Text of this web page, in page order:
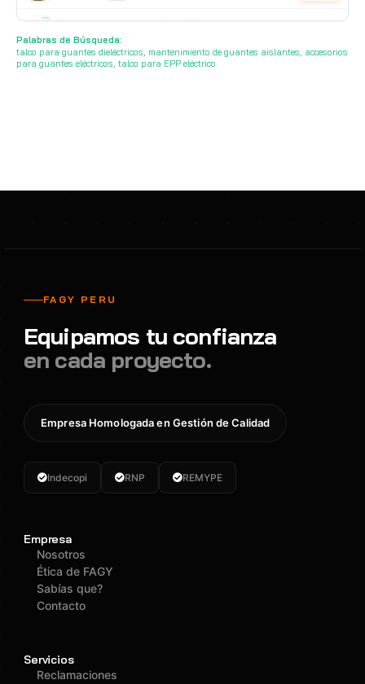
Botella lavaojos portátil de 250ml
Palabras de Búsqueda:
talco para guantes dieléctricos, mantenimiento de guantes aislantes, accesorios
para guantes eléctricos, talco para EPP eléctrico
FAGY PERU
Equipamos tu confianza
en cada proyecto.
Empresa Homologada en Gestión de Calidad
Indecopi RNP REMYPE
Empresa
Nosotros
Ética de FAGY
Sabías que?
Contacto
Servicios
Reclamaciones